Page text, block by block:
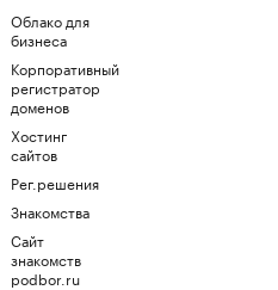
Облако для
бизнеса
Корпоративный
регистратор
доменов
Хостинг
сайтов
Рег.решения
Знакомства
Сайт
знакомств
podbor.ru